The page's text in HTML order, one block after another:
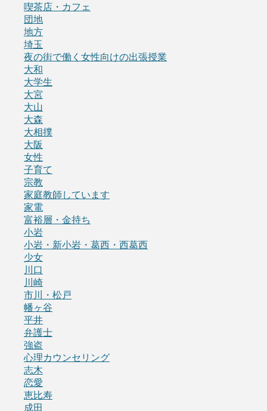
喫茶店・カフェ
団地
地方
埼玉
夜の街で働く女性向けの出張授業
大和
大学生
大宮
大山
大森
大相撲
大阪
女性
子育て
宗教
家庭教師しています
家電
富裕層・金持ち
小岩
小岩・新小岩・葛西・西葛西
少女
川口
川崎
市川・松戸
幡ヶ谷
平井
弁護士
強盗
心理カウンセリング
志木
恋愛
恵比寿
成田